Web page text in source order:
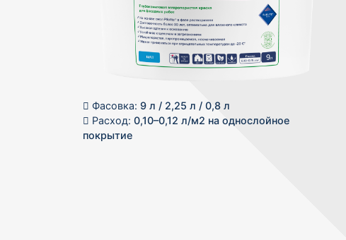
Фасовка: 9 л / 2,25 л / 0,8 л
Расход: 0,10–0,12 л/м2 на однослойное
покрытие